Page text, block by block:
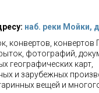
наб. реки Мойки,
конвертов, конвертов
фотографий,
географических карт,
и зарубежных
вещей и многого